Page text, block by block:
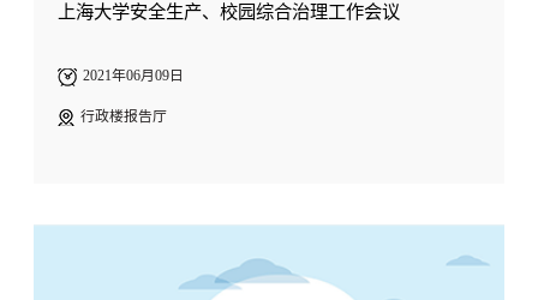
上海大学安全生产、校园综合治理工作会议
2021年06月09日
行政楼报告厅